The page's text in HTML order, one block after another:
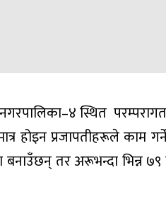
स्थित परम्परागत
होइन प्रजापतीहरूले काम
बनाउँछन् तर अरूभन्दा भिन्न